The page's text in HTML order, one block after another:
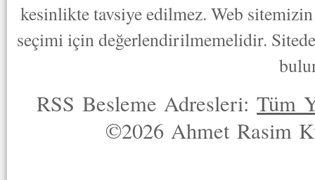
kesinlikte tavsiye edilmez. Web
seçimi için değerlendirilmemelidir.
RSS Besleme Adresleri:Tüm
©2026 Ahmet Rasim